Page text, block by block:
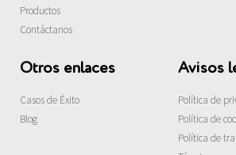
Productos
Contáctanos
Otros enlaces
Casos de Éxito
Blog
Avisos
Política de
Política de
Política de